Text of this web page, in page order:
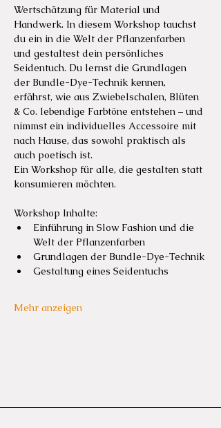
Wertschätzung für Material und
Handwerk. In diesem Workshop tauchst
du ein in die Welt der Pflanzenfarben
und gestaltest dein persönliches
Seidentuch. Du lernst die Grundlagen
der Bundle-Dye-Technik kennen,
erfährst, wie aus Zwiebelschalen, Blüten
& Co. lebendige Farbtöne entstehen – und
nimmst ein individuelles Accessoire mit
nach Hause, das sowohl praktisch als
auch poetisch ist.
Ein Workshop für alle, die gestalten statt
konsumieren möchten.
Workshop Inhalte:
Einführung in Slow Fashion und die
Welt der Pflanzenfarben
Grundlagen der Bundle-Dye-Technik
Gestaltung eines Seidentuchs
Mehr anzeigen